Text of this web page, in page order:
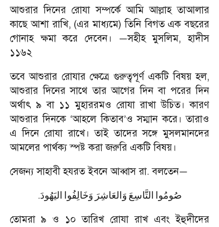
আশুরার দিনের রোযা সম্পর্কে আমি আল্লাহ তাআলার
কাছে আশা রাখি, (এর মাধ্যমে) তিনি বিগত এক বছরের
গোনাহ ক্ষমা করে দেবেন।
—সহীহ মুসলিম,হাদীস
১১৬২
তবে আশুরার রোযার ক্ষেত্রে গুরুত্বপূর্ণ একটি বিষয় হল,
আশুরার দিনের সাথে তার আগের দিন বা পরের দিন
অর্থাৎ ৯ বা ১১ মুহাররমও রোযা রাখা উচিত। কারণ
আশুরার দিনকে ‘আহলে কিতাব’ও সম্মান করে। তারাও
এ দিনে রোযা রাখে। তাই তাদের সঙ্গে মুসলমানদের
আমলের পার্থক্য স্পষ্ট করা জরুরি একটি বিষয়।
সেজন্য সাহাবী হযরত ইবনে আব্বাস রা. বলতেন—
صُومُوا التَّاسِعَ وَالعَاشِرَ وَخَالِفُوا اليَهُودَ.
তোমরা ৯ ও ১০ তারিখ রোযা রাখ এবং ইহুদীদের